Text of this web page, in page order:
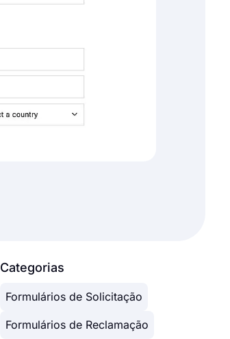
Categorias
Formulários de Solicitação
Formulários de Reclamação